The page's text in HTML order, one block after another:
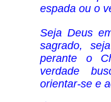
espada ou o
Seja Deus
sagrado,
perante o
verdade
orientar-se e